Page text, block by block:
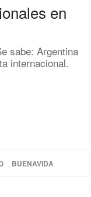
en
sabe: Argentina
internacional.
BUENAVIDA